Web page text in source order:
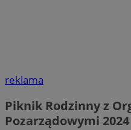
reklama
Piknik Rodzinny z
Pozarządowymi 2024